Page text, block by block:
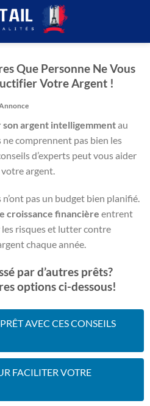
Que Personne Ne Vous
Votre Argent !
argent intelligemmentau
ne comprennent pas bien les
d’experts peut vous aider
argent.
pas un budget bien planifié.
croissance financière entrent
risques et lutter contre
chaque année.
par d’autres prêts?
options ci-dessous!
AVEC CES CONSEILS
FACILITER VOTRE